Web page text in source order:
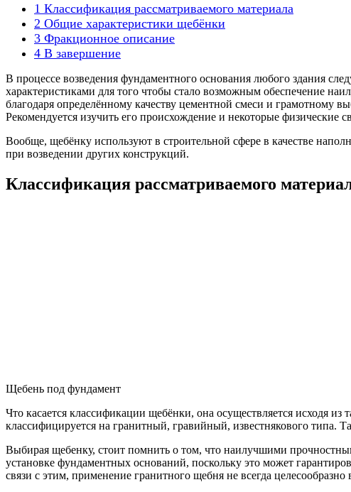
1 Классификация рассматриваемого материала
2 Общие характеристики щебёнки
3 Фракционное описание
4 В завершение
В процессе возведения фундаментного основания любого здания
характеристиками для того чтобы стало возможным обеспечение
благодаря определённому качеству цементной смеси и грамотному
Рекомендуется изучить его происхождение и некоторые физические
Вообще, щебёнку используют в строительной сфере в качестве
при возведении других конструкций.
Классификация рассматриваемого
Щебень под фундамент
Что касается классификации щебёнки, она осуществляется исходя
классифицируется на гранитный, гравийный, известнякового
Выбирая щебенку, стоит помнить о том, что наилучшими
установке фундаментных оснований, поскольку это может
связи с этим, применение гранитного щебня не всегда